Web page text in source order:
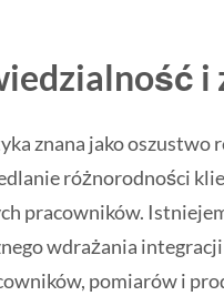
i
znana jako oszustwo
różnorodności
pracowników.
wdrażania
pomiarów i